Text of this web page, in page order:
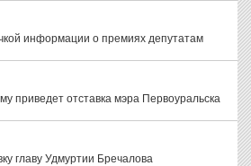
информации о премиях депутатам
приведет отставка мэра Первоуральска
главу Удмуртии Бречалова